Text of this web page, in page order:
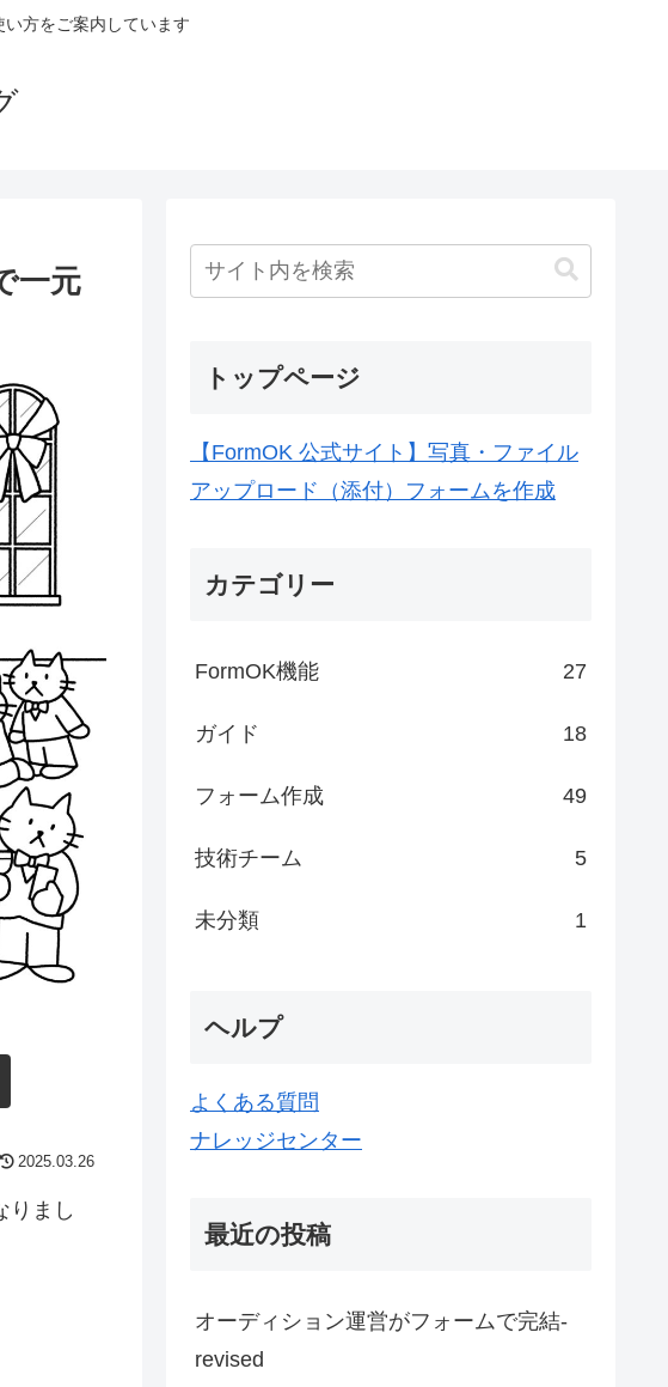
方をご案内しています
一元
2025.03.26
りまし
トップページ
【FormOK 公式サイト】写真・ファイル
アップロード（添付）フォームを作成
カテゴリー
FormOK機能 27
ガイド 18
フォーム作成 49
技術チーム 5
未分類 1
ヘルプ
よくある質問
ナレッジセンター
最近の投稿
オーディション運営がフォームで完結-
revised